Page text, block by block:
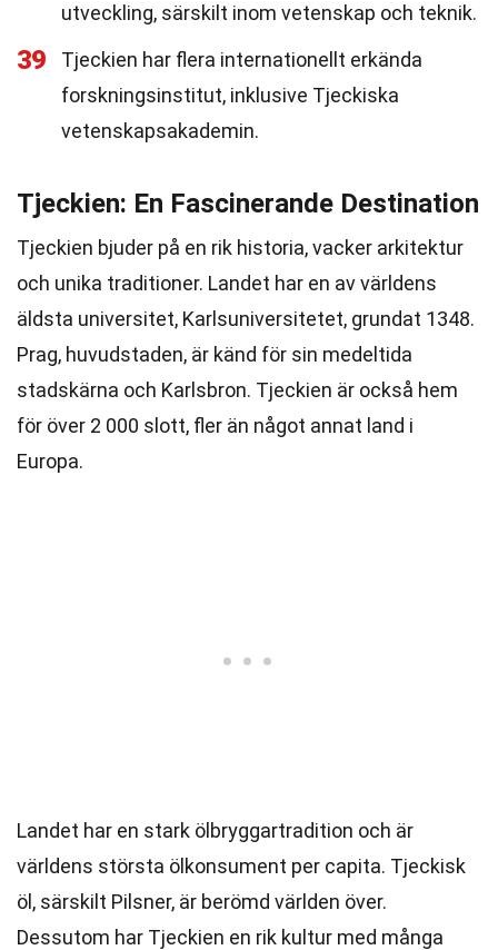
utveckling, särskilt inom vetenskap och teknik.
39
Tjeckien har flera internationellt erkända
forskningsinstitut, inklusive Tjeckiska
vetenskapsakademin.
Tjeckien: En Fascinerande Destination
Tjeckien bjuder på en rik historia, vacker arkitektur
och unika traditioner. Landet har en av världens
äldsta universitet, Karlsuniversitetet, grundat 1348.
Prag, huvudstaden, är känd för sin medeltida
stadskärna och Karlsbron. Tjeckien är också hem
för över 2 000 slott, fler än något annat land i
Europa.
Landet har en stark ölbryggartradition och är
världens största ölkonsument per capita. Tjeckisk
öl, särskilt Pilsner, är berömd världen över.
Dessutom har Tjeckien en rik kultur med många